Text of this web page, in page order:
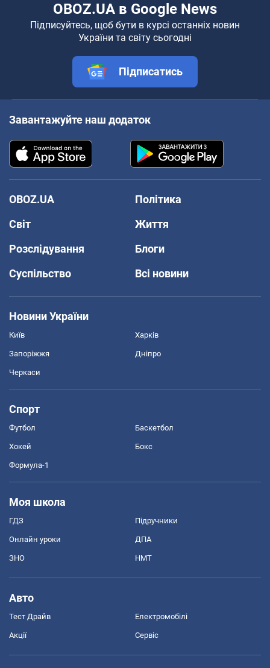
OBOZ.UA в Google News
Підписуйтесь, щоб бути в курсі останніх новин
України та світу сьогодні
Підписатись
Завантажуйте наш додаток
OBOZ.UA
Політика
Світ
Життя
Розслідування
Блоги
Суспільство
Всі новини
Новини України
Київ Харків
Запоріжжя Дніпро
Черкаси
Спорт
Футбол Баскетбол
Хокей Бокс
Формула-1
Моя школа
ГДЗ Підручники
Онлайн уроки ДПА
ЗНО НМТ
Авто
Тест Драйв Електромобілі
Акції Сервіс